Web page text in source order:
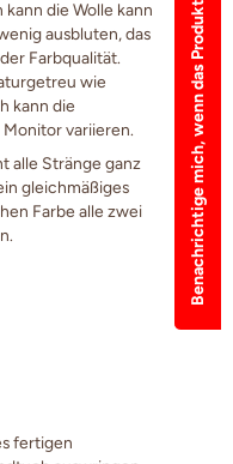
die Wolle kann
ausbluten, das
Farbqualität.
wie
kann die
variieren.
alle Stränge ganz
gleichmäßiges
Farbe alle zwei
fertigen